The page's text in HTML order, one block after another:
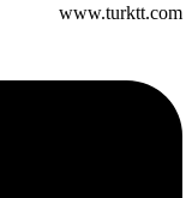
www.turktt.com